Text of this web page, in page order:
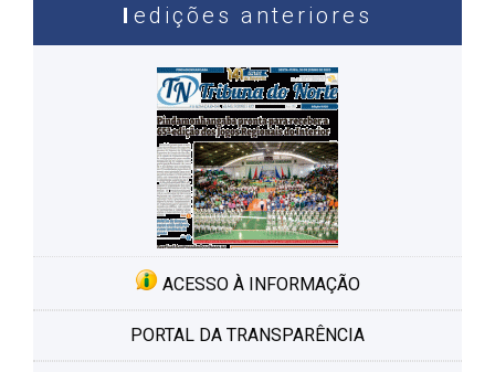
edições anteriores
ACESSO À INFORMAÇÃO
PORTAL DA TRANSPARÊNCIA